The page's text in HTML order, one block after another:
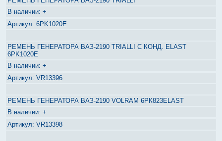
+
6PK1020E
РЕМЕНЬ ГЕНЕРАТОРА ВАЗ-2190 TRIALLI С КОНД. ELAST
6PK1020E
+
VR13396
РЕМЕНЬ ГЕНЕРАТОРА ВАЗ-2190 VOLRAM 6РК823ELAST
+
VR13398